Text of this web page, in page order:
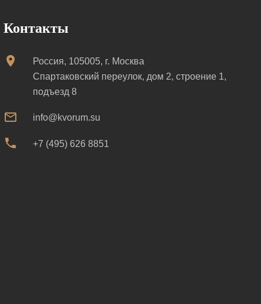
Контакты
Россия, 105005, г. Москва
Спартаковский переулок, дом 2, строение 1,
подъезд 8
info@kvorum.su
+7 (495) 626 8851